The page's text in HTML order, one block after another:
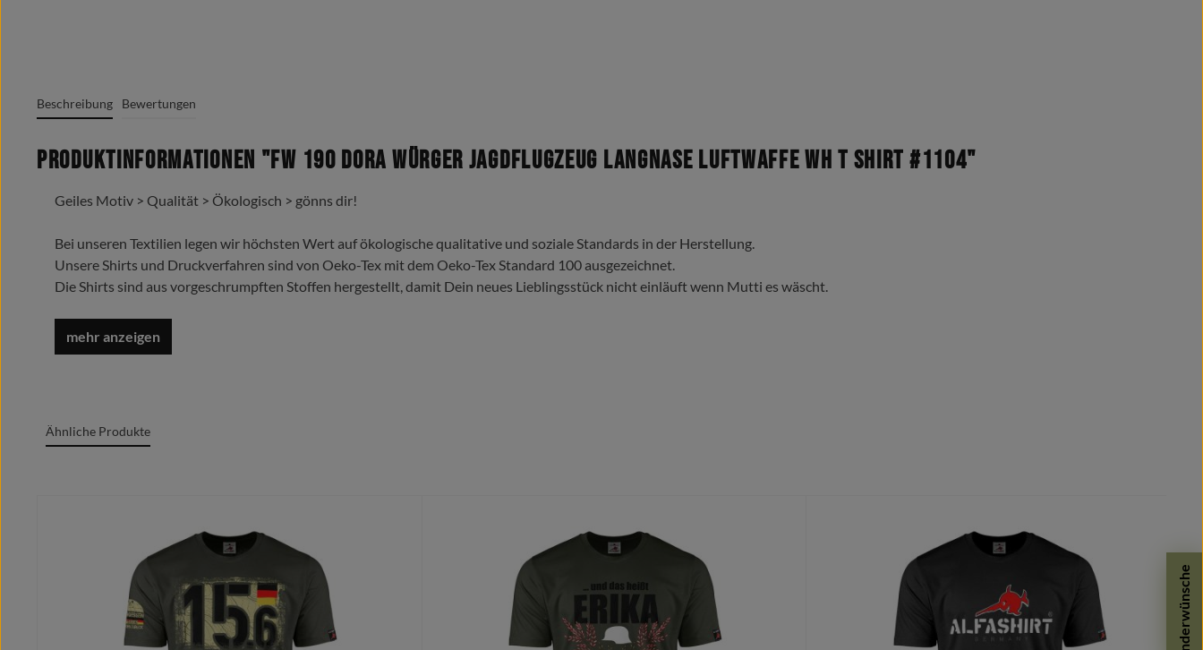
Sonderwünsche
Beschreibung Bewertungen
Produktinformationen "FW 190 Dora Würger Jagdflugzeug Langnase Luftwaffe WH T Shirt #1104"
Geiles Motiv > Qualität > Ökologisch > gönns dir!
Bei unseren Textilien legen wir höchsten Wert auf ökologische qualitative und soziale Standards in der Herstellung.
Unsere Shirts und Druckverfahren sind von Oeko-Tex mit dem Oeko-Tex Standard 100 ausgezeichnet.
Die Shirts sind aus vorgeschrumpften Stoffen hergestellt, damit Dein neues Lieblingsstück nicht einläuft wenn Mutti es wäscht.
Trage es liebe es lebe es !
100% Baumwolle/cotton/coton(m.)/Algodón
Moderner zeitgemäßer Schnitt
Optimale Wärmeübertragung, angenehmes Tragegefühl
Extrem glatte und fusselfreie Oberfläche
Kragenband im Nacken für cleanes Finish
Individuell auf deine ausgewählte Größe gedruckt
Ähnliche Produkte